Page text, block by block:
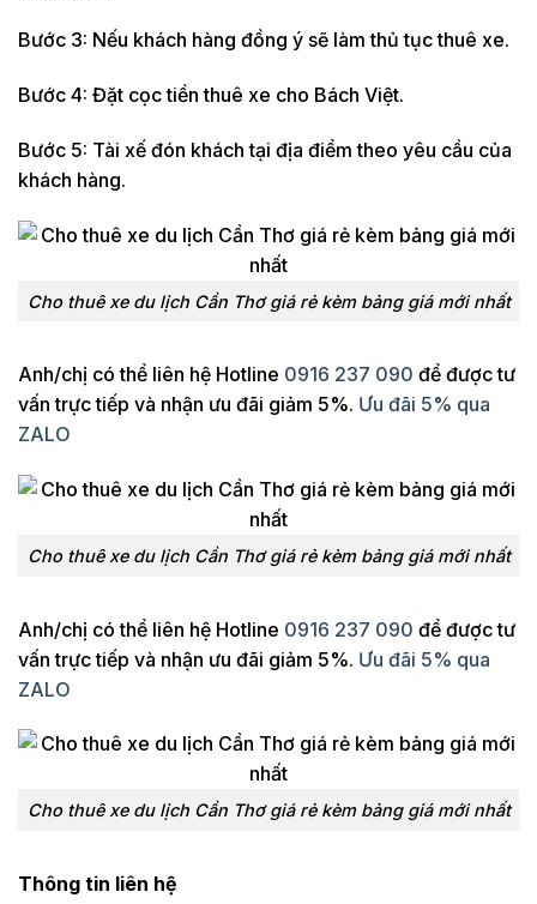
Bước 3: Nếu khách hàng đồng ý sẽ làm thủ tục thuê xe.
Bước 4: Đặt cọc tiền thuê xe cho Bách Việt.
Bước 5: Tài xế đón khách tại địa điểm theo yêu cầu của
khách hàng.
Cho thuê xe du lịch Cần Thơ giá rẻ kèm bảng giá mới nhất
Anh/chị có thể liên hệ Hotline 0916 237 090 để được tư
vấn trực tiếp và nhận ưu đãi giảm 5%. Ưu đãi 5% qua
ZALO
Cho thuê xe du lịch Cần Thơ giá rẻ kèm bảng giá mới nhất
Anh/chị có thể liên hệ Hotline 0916 237 090 để được tư
vấn trực tiếp và nhận ưu đãi giảm 5%. Ưu đãi 5% qua
ZALO
Cho thuê xe du lịch Cần Thơ giá rẻ kèm bảng giá mới nhất
Thông tin liên hệ